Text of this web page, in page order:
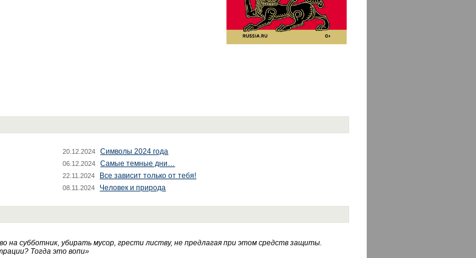
20.12.2024 Символы 2024 года
06.12.2024 Самые темные дни…
22.11.2024 Все зависит только от тебя!
08.11.2024 Человек и природа
субботник, убирать мусор, грести листву, не предлагая при этом средств защиты.
Тогда это вопи»